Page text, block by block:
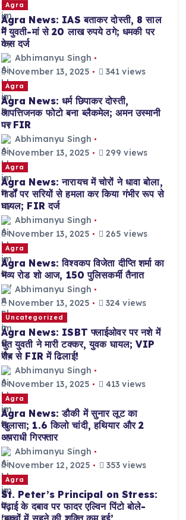
Agra
Agra News: IAS बताकर दोस्ती, 8 साल
में युवती-मां से 20 लाख रुपये ठगे; धमकी पर
केस दर्ज
Abhimanyu Singh
November 13, 2025
341 views
Agra
Agra News: धर्म छिपाकर दोस्ती,
आपत्तिजनक फोटो बना ब्लैकमेल; अमन उस्मानी
पर FIR
Abhimanyu Singh
November 13, 2025
299 views
Agra
Agra News: नारायच में चोरों ने धावा बोला,
गार्डों पर सरियों से हमला कर किया गंभीर रूप से
घायल; FIR दर्ज
Abhimanyu Singh
November 13, 2025
265 views
Agra
Agra News: विश्वकप विजेता दीप्ति शर्मा का
भव्य रोड शो आज, 150 पुलिसकर्मी तैनात
Abhimanyu Singh
November 13, 2025
324 views
Uncategorized
Agra News: ISBT फ्लाईओवर पर नशे में
धुत युवती ने मारी टक्कर, युवक घायल; VIP
रौब से FIR में ढिलाई!
Abhimanyu Singh
November 13, 2025
413 views
Agra
Agra News: डौकी में सुनार लूट का
खुलासा; 1.6 किलो चांदी, हथियार और 2
अपराधी गिरफ्तार
Abhimanyu Singh
November 12, 2025
353 views
Agra
St. Peter’s Principal on Stress:
पढ़ाई के दबाव पर फादर एल्विन पिंटो बोले-